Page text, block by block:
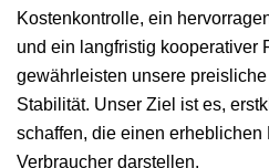
Kostenkontrolle, ein
und ein langfristig kooperativer
gewährleisten unsere
Stabilität. Unser Ziel ist es,
schaffen, die einen erheblichen
Verbraucher darstellen.